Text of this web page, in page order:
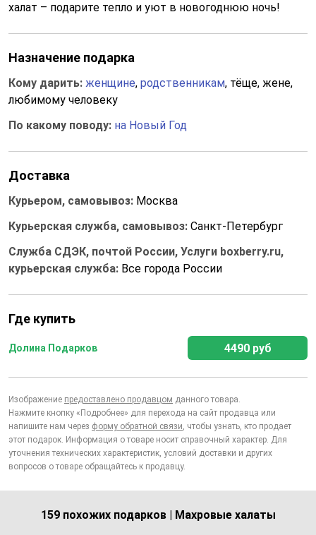
халат – подарите тепло и уют в новогоднюю ночь!
Назначение подарка
Кому дарить: женщине, родственникам, тёще, жене,
любимому человеку
По какому поводу: на Новый Год
Доставка
Курьером, самовывоз: Москва
Курьерская служба, самовывоз: Санкт-Петербург
Служба СДЭК, почтой России, Услуги boxberry.ru,
курьерская служба: Все города России
Где купить
Долина Подарков 4490 руб
Изображение предоставлено продавцом данного товара.
Нажмите кнопку «Подробнее» для перехода на сайт продавца или
напишите нам через форму обратной связи, чтобы узнать, кто продает
этот подарок. Информация о товаре носит справочный характер. Для
уточнения технических характеристик, условий доставки и других
вопросов о товаре обращайтесь к продавцу.
159 похожих подарков | Махровые халаты